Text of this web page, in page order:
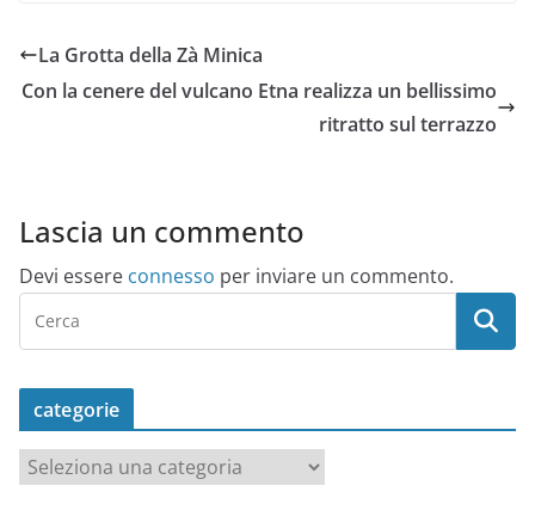
La Grotta della Zà Minica
Con la cenere del vulcano Etna realizza un bellissimo
ritratto sul terrazzo
Lascia un commento
Devi essere connesso per inviare un commento.
categorie
a